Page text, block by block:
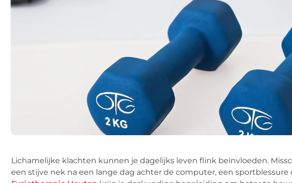
Lichamelijke klachten kunnen je dagelijks leven flink beïnvloeden.
een stijve nek na een lange dag achter de computer, een sportblessure